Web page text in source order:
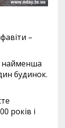
–
найменша
будинок.
років і